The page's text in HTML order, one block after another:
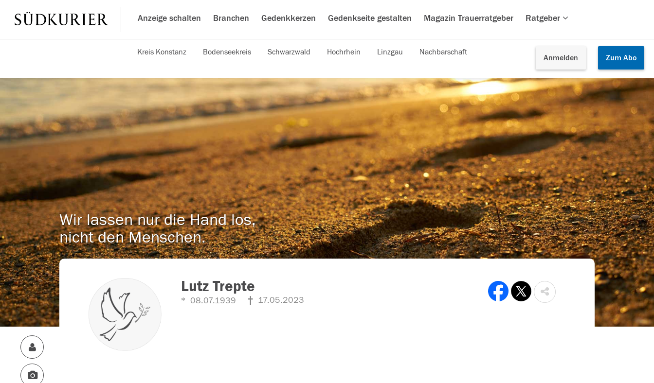
Anzeige schalten Branchen Gedenkkerzen Gedenkseite gestalten Magazin Trauerratgeber Ratgeber
Anmelden Zum Abo
Kreis Konstanz Bodenseekreis Schwarzwald Hochrhein Linzgau Nachbarschaft
Wir lassen nur die Hand los,
nicht den Menschen.
Lutz Trepte
08.07.1939 17.05.2023